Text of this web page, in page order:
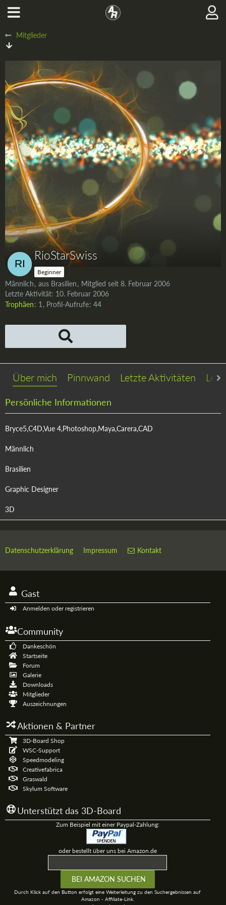
Mitglieder
RioStarSwiss
Beginner
Männlich aus Brasilien
Mitglied seit 8. Februar 2006
Letzte Aktivität: 10. Februar 2006
Trophäen
1 Profil-Aufrufe 44
Über mich Pinnwand Letzte Aktivitäten
Persönliche Informationen
Bryce5,C4D,Vue 4,Photoshop,Maya,Carera,CAD
Männlich
Brasilien
Graphic Designer
3D
Datenschutzerklärung Impressum Kontakt
Gast
Anmelden oder registrieren
Community
Dankeschön
Startseite
Forum
Galerie
Downloads
Mitglieder
Auszeichnungen
Aktionen & Partner
3D-Board Shop
WSC-Support
Speedmodeling
Creativefabrica
Graswald
Skylum Software
Unterstützt das 3D-Board
Zum Beispiel mit einer Paypal-Zahlung:
oder bestellt über uns bei Amazon.de
Durch Klick auf den Button erfolgt eine Weiterleitung zu den Suchergebnissen auf
Amazon - Affiliate-Link.